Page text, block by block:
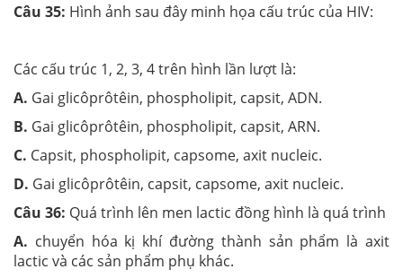
Câu 35: Hình ảnh sau đây minh họa cấu trúc của HIV:
Các cấu trúc 1, 2, 3, 4 trên hình lần lượt là:
A. Gai glicôprôtêin, phospholipit, capsit, ADN.
B. Gai glicôprôtêin, phospholipit, capsit, ARN.
C. Capsit, phospholipit, capsome, axit nucleic.
D. Gai glicôprôtêin, capsit, capsome, axit nucleic.
Câu 36: Quá trình lên men lactic đồng hình là quá trình
A. chuyển hóa kị khí đường thành sản phẩm là axit
lactic và các sản phẩm phụ khác.